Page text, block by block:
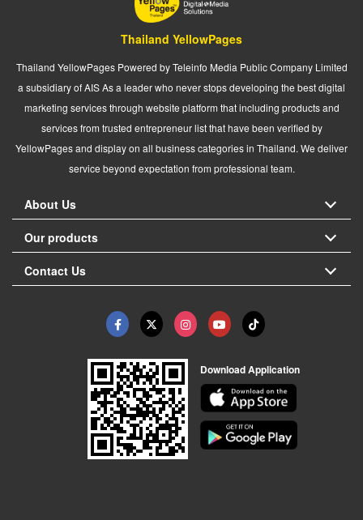
Thailand YellowPages
Thailand YellowPages Powered by Teleinfo Media Public Company Limited
a subsidiary of AIS As a leader who never stops developing the best digital
marketing services through website platform that including products and
services from trusted entrepreneur list that have been verified by
YellowPages and display on all business categories in Thailand. We deliver
service beyond expectation from professional team.
About Us
Our products
Contact Us
Download Application